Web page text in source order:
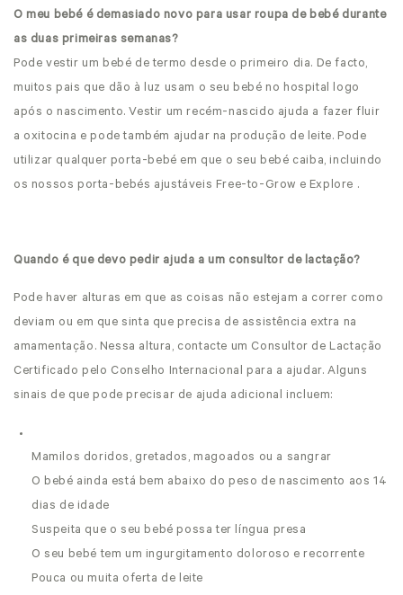
O meu bebé é demasiado novo para usar roupa de bebé durante
as duas primeiras semanas?
Pode vestir um bebé de termo desde o primeiro dia. De facto,
muitos pais que dão à luz usam o seu bebé no hospital logo
após o nascimento. Vestir um recém-nascido ajuda a fazer fluir
a oxitocina e pode também ajudar na produção de leite. Pode
utilizar qualquer porta-bebé em que o seu bebé caiba, incluindo
os nossos porta-bebés ajustáveis Free-to-Grow e Explore .
Quando é que devo pedir ajuda a um consultor de lactação?
Pode haver alturas em que as coisas não estejam a correr como
deviam ou em que sinta que precisa de assistência extra na
amamentação. Nessa altura, contacte um Consultor de Lactação
Certificado pelo Conselho Internacional para a ajudar. Alguns
sinais de que pode precisar de ajuda adicional incluem:
Mamilos doridos, gretados, magoados ou a sangrar
O bebé ainda está bem abaixo do peso de nascimento aos 14
dias de idade
Suspeita que o seu bebé possa ter língua presa
O seu bebé tem um ingurgitamento doloroso e recorrente
Pouca ou muita oferta de leite